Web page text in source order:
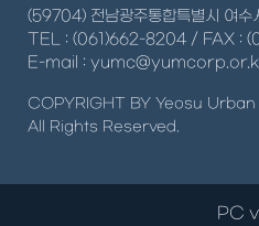
(59704) 전남광주통합특별시 여
TEL : (061)662-8204 / FAX :
E-mail :
COPYRIGHT BY Yeosu
All Rights Reserved.
PC